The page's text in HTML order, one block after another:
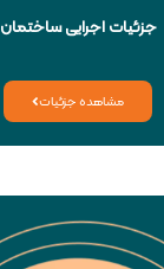
جزئیات اجرایی ساختمان
مشاهده جزئیات